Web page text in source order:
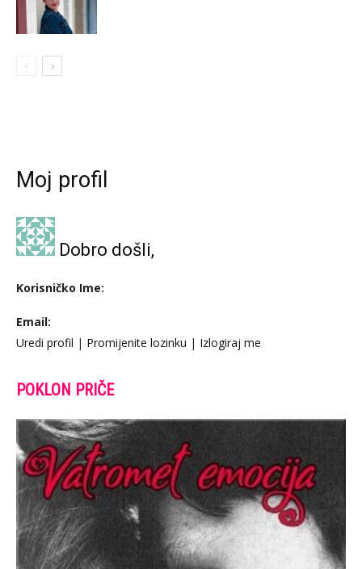
Moj profil
Dobro došli,
Korisničko Ime:
Email:
Uredi profil | Promijenite lozinku | Izlogiraj me
POKLON PRIČE